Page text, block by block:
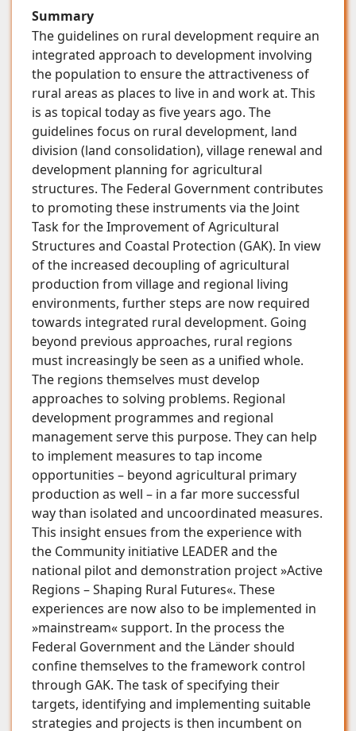
Summary
The guidelines on rural development require an
integrated approach to development involving
the population to ensure the attractiveness of
rural areas as places to live in and work at. This
is as topical today as five years ago. The
guidelines focus on rural development, land
division (land consolidation), village renewal and
development planning for agricultural
structures. The Federal Government contributes
to promoting these instruments via the Joint
Task for the Improvement of Agricultural
Structures and Coastal Protection (GAK). In view
of the increased decoupling of agricultural
production from village and regional living
environments, further steps are now required
towards integrated rural development. Going
beyond previous approaches, rural regions
must increasingly be seen as a unified whole.
The regions themselves must develop
approaches to solving problems. Regional
development programmes and regional
management serve this purpose. They can help
to implement measures to tap income
opportunities – beyond agricultural primary
production as well – in a far more successful
way than isolated and uncoordinated measures.
This insight ensues from the experience with
the Community initiative LEADER and the
national pilot and demonstration project »Active
Regions – Shaping Rural Futures«. These
experiences are now also to be implemented in
»mainstream« support. In the process the
Federal Government and the Länder should
confine themselves to the framework control
through GAK. The task of specifying their
targets, identifying and implementing suitable
strategies and projects is then incumbent on